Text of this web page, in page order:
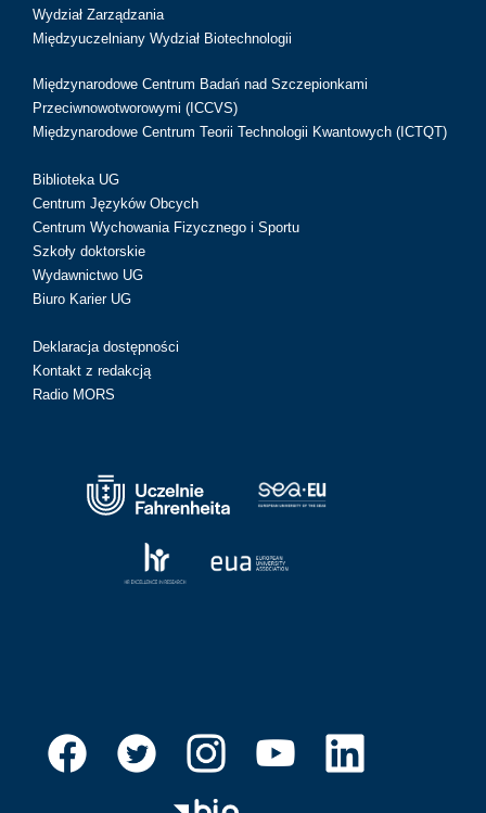
Wydział Zarządzania
Międzyuczelniany Wydział Biotechnologii
Międzynarodowe Centrum Badań nad Szczepionkami
Przeciwnowotworowymi (ICCVS)
Międzynarodowe Centrum Teorii Technologii Kwantowych (ICTQT)
Biblioteka UG
Centrum Języków Obcych
Centrum Wychowania Fizycznego i Sportu
Szkoły doktorskie
Wydawnictwo UG
Biuro Karier UG
Deklaracja dostępności
Kontakt z redakcją
Radio MORS